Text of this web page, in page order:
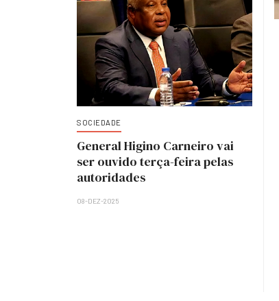
SOCIEDADE
General Higino Carneiro vai
ser ouvido terça-feira pelas
autoridades
08-DEZ-2025